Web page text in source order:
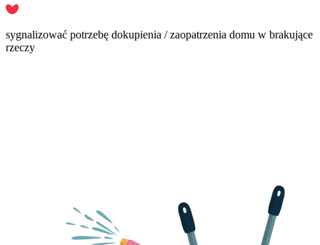
sygnalizować potrzebę dokupienia / zaopatrzenia domu w brakujące
rzeczy